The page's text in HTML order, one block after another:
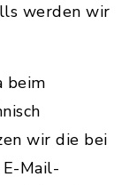
werden wir
beim
wir die bei
Mail-